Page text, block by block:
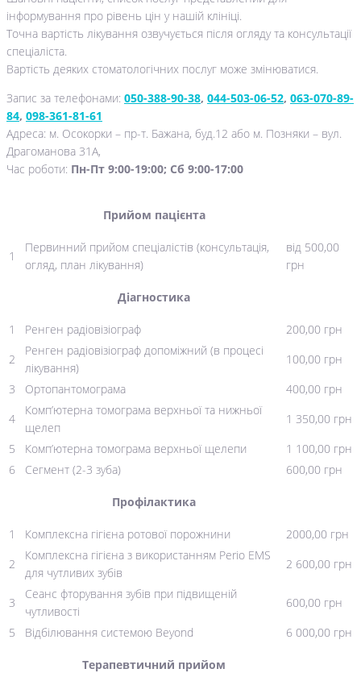
інформування про рівень цін у нашій клініці.
Точна вартість лікування озвучується після огляду та консультації
спеціаліста.
Вартість деяких стоматологічних послуг може змінюватися.
Запис за телефонами: 050-388-90-38, 044-503-06-52, 063-070-89-
84, 098-361-81-61
Адреса: м. Осокорки – пр-т. Бажана, буд.12 або м. Позняки – вул.
Драгоманова 31А,
Час роботи: Пн-Пт 9:00-19:00; Cб 9:00-17:00
Прийом пацієнта
1
Первинний прийом спеціалістів (консультація,
огляд, план лікування)
від 500,00
грн
Діагностика
1 Ренген радіовізіограф
200,00 грн
2
Ренген радіовізіограф допоміжний (в процесі
лікування)
100,00 грн
3
Ортопантомограма
400,00 грн
4
Комп’ютерна томограма верхньої та нижньої
щелеп
1 350,00 грн
5
Комп’ютерна томограма верхньої щелепи
1 100,00 грн
6
Сегмент (2-3 зуба) 600,00 грн
Профілактика
1 Комплексна гігієна ротової порожнини
2000,00 грн
2
Комплексна гігієна з використанням Perio EMS
для чутливих зубів
2 600,00 грн
3
Сеанс фторування зубів при підвищеній
чутливості
600,00 грн
5
Відбілювання системою Beyond 6 000,00 грн
Терапевтичний прийом